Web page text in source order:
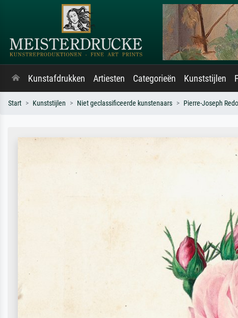
Kunstafdrukken Artiesten Categorieën Kunststijlen
Start Kunststijlen Niet geclassificeerde kunstenaars Pierre-Joseph